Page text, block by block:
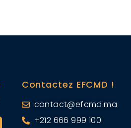
Contactez EFCMD !
contact@efcmd.ma
+212 666 999 100